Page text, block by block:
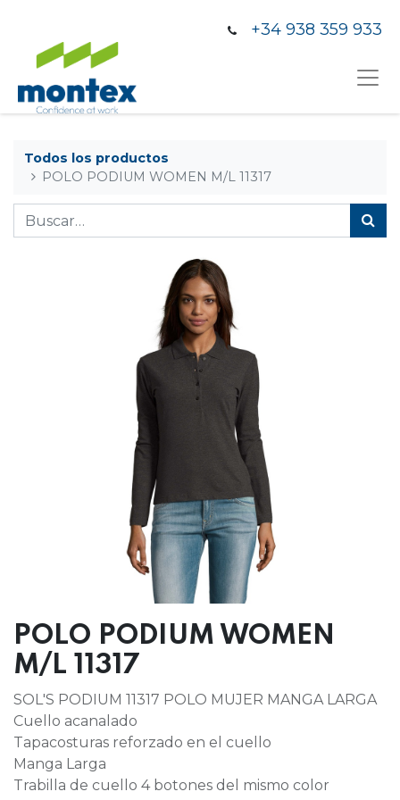
+34 938 359 933
Todos los productos
POLO PODIUM WOMEN M/L 11317
POLO PODIUM WOMEN
M/L 11317
SOL'S PODIUM 11317 POLO MUJER MANGA LARGA
Cuello acanalado
Tapacosturas reforzado en el cuello
Manga Larga
Trabilla de cuello 4 botones del mismo color